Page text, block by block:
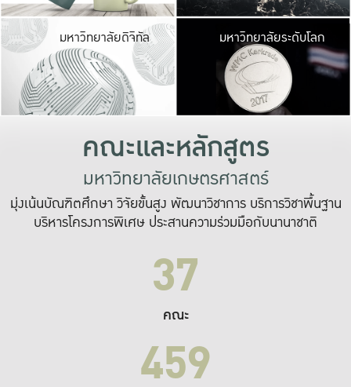
มหาวิทยาลัยดิจิทัล มหาวิ
เปลี่ยนแปลง แล
เพื่อทำง
ระบบสารสนเทศ
มหาวิทยาลัยระดับโลก
คณะและหลักสูตร
มหาวิทยาลัยเกษตรศาสตร์
มุ่งเน้นบัณฑิตศึกษา วิจัยขั้นสูง พัฒนาวิชาการ บริการวิชาพื้นฐาน
บริหารโครงการพิเศษ ประสานความร่วมมือกับนานาชาติ
37
คณะ
459